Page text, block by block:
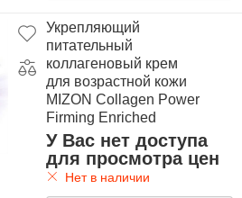
Укрепляющий
питательный
коллагеновый крем
для возрастной кожи
MIZON Collagen Power
Firming Enriched
Cream
У Вас нет доступа
для просмотра цен
Нет в наличии